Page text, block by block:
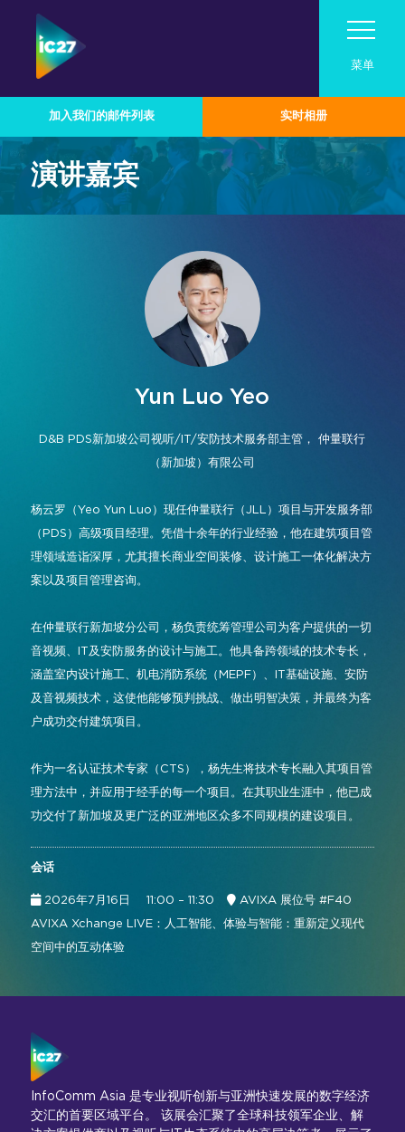
菜单
加入我们的邮件列表
参展商名录
2026年相册
InstagramFacebook
领英 YouTube
参观
参观
亚洲专业音视频市场
亚洲专业音视频案例研究
赞助商与合作伙伴
参展商名录
特别活动
差旅与签证信息
常见问题解答
Pro AV Connect 马来西亚路演活动
现场活动、娱乐
展会活动
成为2026参展商
在InfoComm Asia展示您的品牌
专为企业协作与生产力而设计
实时、沉浸式与体验式解决方案
2026参展商专区
加入我们的邮件列表 实时相册
演讲嘉宾
Yun Luo Yeo
D&B PDS新加坡公司视听/IT/安防技术服务部主管，仲量联行
（新加坡）有限公司
杨云罗（Yeo Yun Luo）现任仲量联行（JLL）项目与开发服务部
（PDS）高级项目经理。凭借十余年的行业经验，他在建筑项目管
理领域造诣深厚，尤其擅长商业空间装修、设计施工一体化解决方
案以及项目管理咨询。
在仲量联行新加坡分公司，杨负责统筹管理公司为客户提供的一切
音视频、IT及安防服务的设计与施工。他具备跨领域的技术专长，
涵盖室内设计施工、机电消防系统（MEPF）、IT基础设施、安防
及音视频技术，这使他能够预判挑战、做出明智决策，并最终为客
户成功交付建筑项目。
作为一名认证技术专家（CTS），杨先生将技术专长融入其项目管
理方法中，并应用于经手的每一个项目。在其职业生涯中，他已成
功交付了新加坡及更广泛的亚洲地区众多不同规模的建设项目。
会话
2026年7月16日 11:00 – 11:30
AVIXA 展位号 #F40
AVIXA Xchange LIVE：人工智能、体验与智能：重新定义现代
空间中的互动体验
InfoComm Asia 是专业视听创新与亚洲快速发展的数字经济
交汇的首要区域平台。 该展会汇聚了全球科技领军企业、解